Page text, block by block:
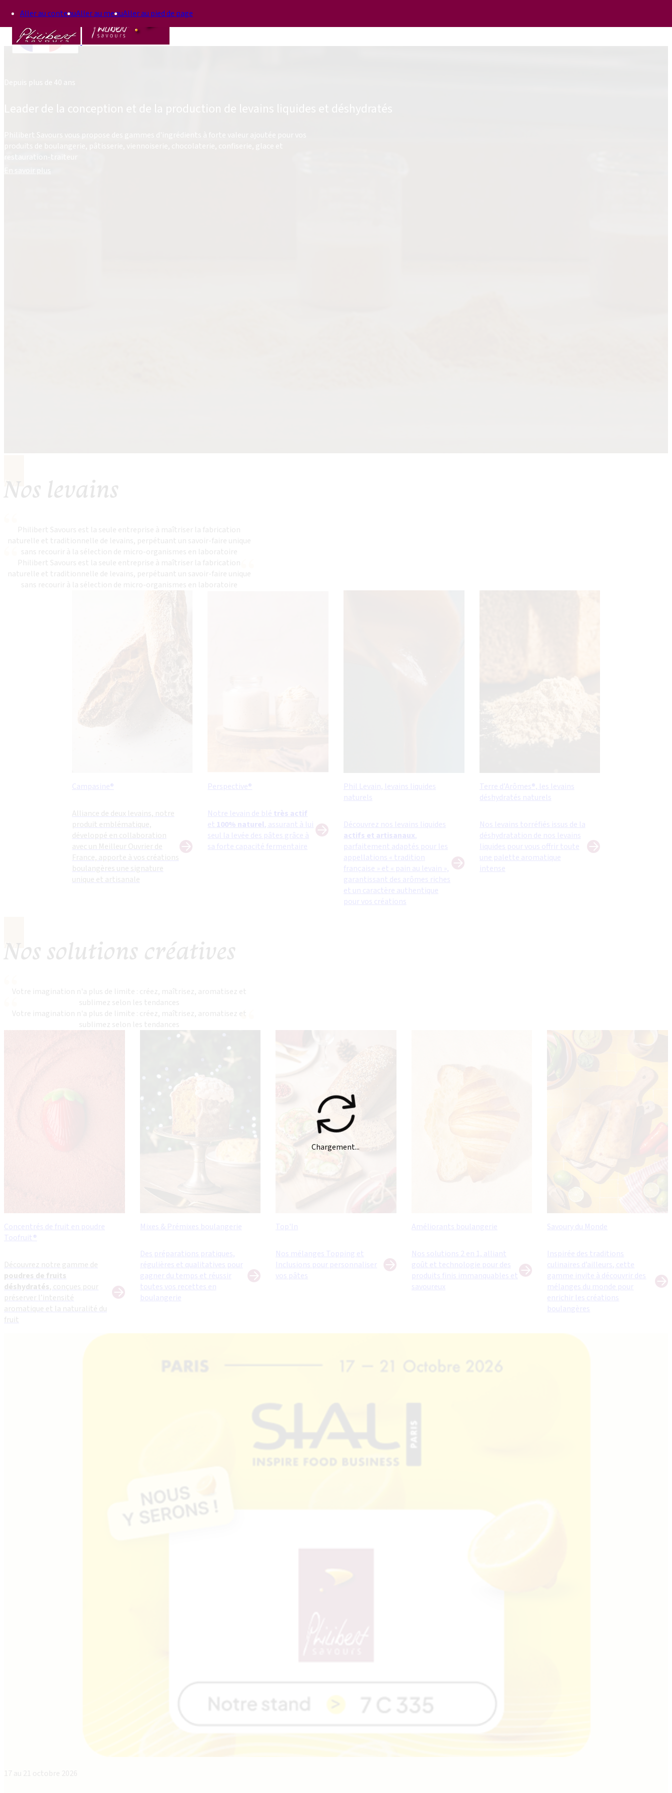
Aller au contenuAller au menuAller au pied de page
FR
Depuis plus de 40 ans
Leader de la conception et de la production
Philibert Savours vous propose des gammes d'ingrédients à forte valeur ajoutée pour vos
restauration-traiteur
Nos levains
Philibert Savours est la seule entreprise à maîtriser la fabrication
naturelle et traditionnelle de levains, perpétuant un savoir-faire unique
sans recourir à la sélection de micro-organismes en laboratoire
Philibert Savours est la seule entreprise à maîtriser la fabrication
naturelle et traditionnelle de levains, perpétuant un savoir-faire unique
sans recourir à la sélection de micro-organismes en laboratoire
Campasine®
Alliance de deux levains, notre
produit emblématique,
développé en collaboration
avec un Meilleur Ouvrier de
France, apporte à vos créations
boulangères une signature
unique et artisanale
Perspective®
Notre levain de blé très actif
et 100% naturel, assurant à lui
seul la levée des pâtes grâce à
sa forte capacité fermentaire
Phil Levain, levains liquides
naturels
Découvrez nos levains liquides
actifs et artisanaux,
parfaitement adaptés pour les
appellations « tradition
française » et « pain au levain »,
garantissant des arômes riches
et un caractère authentique
pour vos créations
Terre d’Arômes®, les levains
déshydratés naturels
Nos levains torréfiés issus de la
déshydratation de nos levains
liquides pour vous offrir toute
une palette aromatique
intense
Nos solutions créatives
Votre imagination n'a plus de limite : créez, maîtrisez, aromatisez et
sublimez selon les tendances
Votre imagination n'a plus de limite : créez, maîtrisez, aromatisez et
sublimez selon les tendances
Concentrés de fruit en poudre
Toofruit®
Découvrez notre gamme de
poudres de fruits
déshydratés, conçues pour
préserver l’intensité
aromatique et la naturalité du
fruit
Mixes & Prémixes boulangerie
Des préparations pratiques,
régulières et qualitatives pour
gagner du temps et réussir
toutes vos recettes en
boulangerie
Top'In
Nos mélanges Topping et
Inclusions pour personnaliser
vos pâtes
Améliorants boulangerie
Nos solutions 2 en 1, alliant
goût et technologie pour des
produits finis immanquables et
savoureux
Savoury du Monde
Inspirée des traditions
culinaires d’ailleurs, cette
gamme invite à découvrir des
mélanges du monde pour
enrichir les créations
boulangères
Chargement...